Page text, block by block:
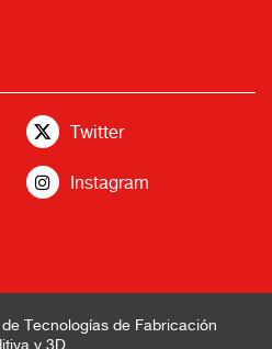
Twitter
Instagram
Tecnologías de Fabricación
y 3D.